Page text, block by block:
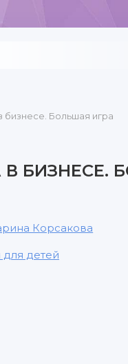
бизнесе. Большая игра
БИЗНЕСЕ.
Корсакова
для детей